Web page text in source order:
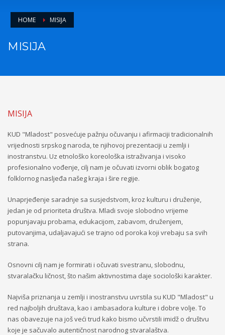
HOME MISIJA
MISIJA
MISIJA
KUD "Mladost" posvećuje pažnju očuvanju i afirmaciji tradicionalnih
vrijednosti srpskog naroda, te njihovoj prezentaciji u zemlji i
inostranstvu. Uz etnološko koreološka istraživanja i visoko
profesionalno vođenje, cilj nam je očuvati izvorni oblik bogatog
folklornog nasljeđa našeg kraja i šire regije.
Unaprjeđenje saradnje sa susjedstvom, kroz kulturu i druženje,
jedan je od prioriteta društva. Mladi svoje slobodno vrijeme
popunjavaju probama, edukacijom, zabavom, druženjem,
putovanjima, udaljavajući se trajno od poroka koji vrebaju sa svih
strana.
Osnovni cilj nam je formirati i očuvati svestranu, slobodnu,
stvaralačku ličnost, što našim aktivnostima daje sociološki karakter.
Najviša priznanja u zemlji i inostranstvu uvrstila su KUD "Mladost" u
red najboljih društava, kao i ambasadora kulture i dobre volje. To
nas obavezuje na još veći trud kako bismo učvrstili imidž o društvu
koje je sačuvalo autentičnost narodnog stvaralaštva.